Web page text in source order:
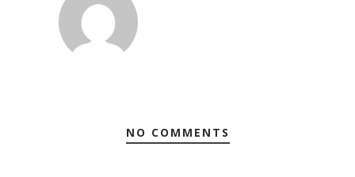
NO COMMENTS